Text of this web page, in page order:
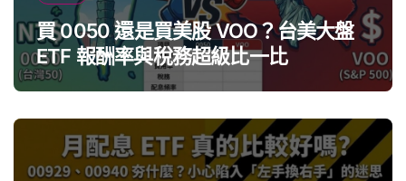
買 0050 還是買美股 VOO？台美大盤
ETF 報酬率與稅務超級比一比